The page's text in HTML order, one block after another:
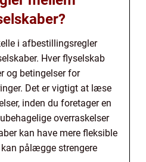
i afbestillingsregler
Hver flyselskab
og betingelser for
Det er vigtigt at læse
inden du foretager en
overraskelser
kan have mere fleksible
pålægge strengere